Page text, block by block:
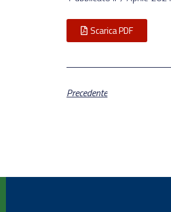
Scarica PDF
Precedente